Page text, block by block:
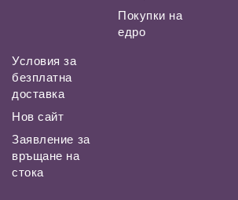
Покупки на
едро
Условия за
безплатна
доставка
Нов сайт
Заявление за
връщане на
стока